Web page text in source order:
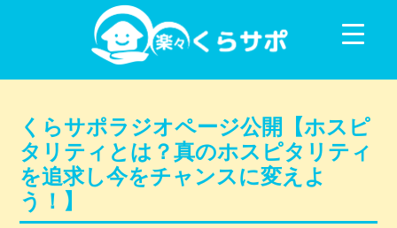
コンテンツに移動
くらサポラジオページ公開【ホスピ
タリティとは？真のホスピタリティ
を追求し今をチャンスに変えよ
う！】